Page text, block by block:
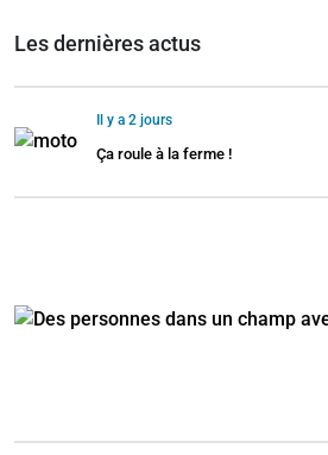
Les dernières actus
Il y a 2 jours
Ça roule à la ferme !